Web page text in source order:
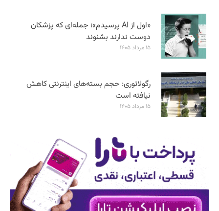
«اول از AI پرسیدم»؛ جمله‌ای که پزشکان
دوست ندارند بشنوند
۱۵ مرداد ۱۴۰۵
رگولاتوری: حجم بسته‌های اینترنتی کاهش
نیافته است
۱۵ مرداد ۱۴۰۵